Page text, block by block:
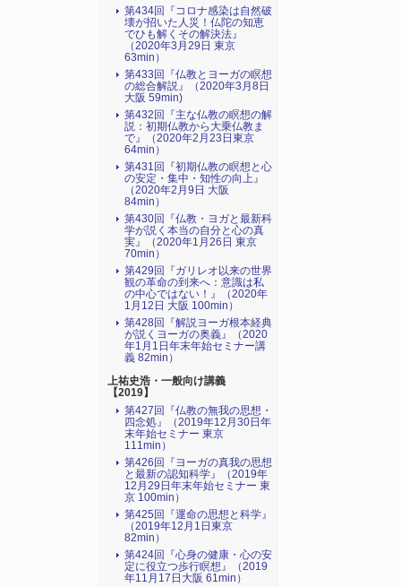
第434回『コロナ感染は自然破
壊が招いた人災！仏陀の知恵
でひも解くその解決法』
（2020年3月29日 東京
63min）
第433回『仏教とヨーガの瞑想
の総合解説』（2020年3月8日
大阪 59min)
第432回『主な仏教の瞑想の解
説：初期仏教から大乗仏教ま
で』（2020年2月23日東京
64min）
第431回『初期仏教の瞑想と心
の安定・集中・知性の向上』
（2020年2月9日 大阪
84min）
第430回『仏教・ヨガと最新科
学が説く本当の自分と心の真
実』（2020年1月26日 東京
70min）
第429回『ガリレオ以来の世界
観の革命の到来へ：意識は私
の中心ではない！』（2020年
1月12日 大阪 100min）
第428回『解説ヨーガ根本経典
が説くヨーガの奥義』（2020
年1月1日年末年始セミナー講
義 82min）
上祐史浩・一般向け講義
【2019】
第427回『仏教の無我の思想・
四念処』（2019年12月30日年
末年始セミナー 東京
111min）
第426回『ヨーガの真我の思想
と最新の認知科学』（2019年
12月29日年末年始セミナー 東
京 100min）
第425回『運命の思想と科学』
（2019年12月1日東京
82min）
第424回『心身の健康・心の安
定に役立つ歩行瞑想』（2019
年11月17日大阪 61min）